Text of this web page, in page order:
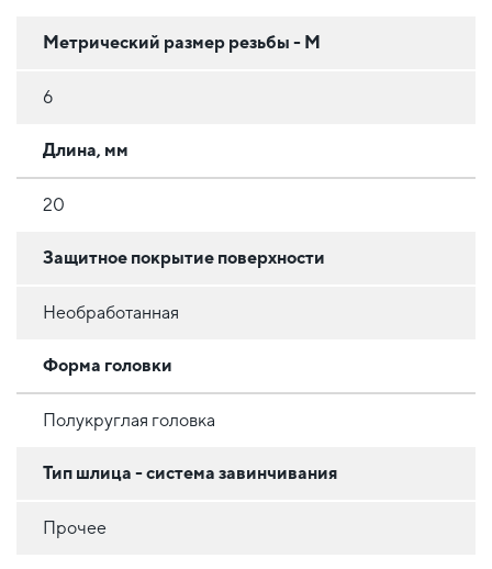
Метрический размер резьбы - М
6
Длина, мм
20
Защитное покрытие поверхности
Необработанная
Форма головки
Полукруглая головка
Тип шлица - система завинчивания
Прочее